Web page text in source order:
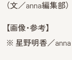
（文／anna編集部）
【画像・参考】
※ 星野明香／anna